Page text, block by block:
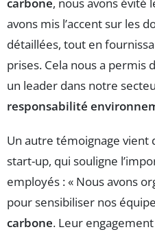
avons mis l’accent sur les
détaillées, tout en
prises. Cela nous a permis
un leader dans notre
responsabilité
Un autre témoignage vient
start-up, qui souligne
employés : « Nous avons
pour sensibiliser nos
carbone. Leur